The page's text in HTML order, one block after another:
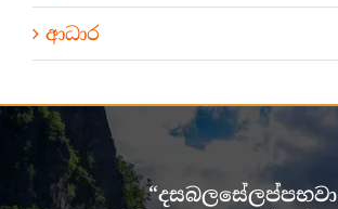
ආධාර
“දසබලසේලප්පභවා